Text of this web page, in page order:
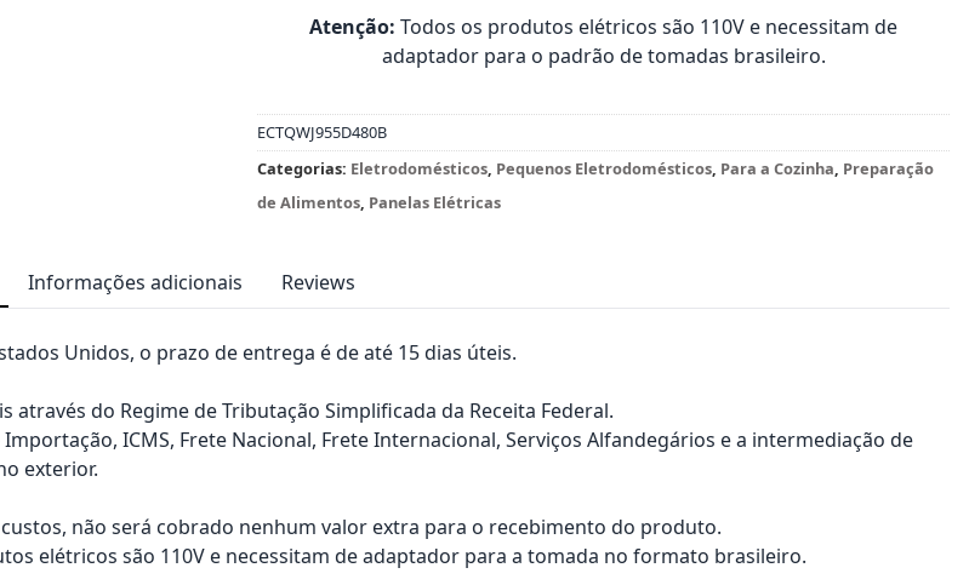
Atenção: Todos os produtos elétricos são 110V e necessitam de
adaptador para o padrão de tomadas brasileiro.
ECTQWJ955D480B
Categorias: Eletrodomésticos, Pequenos Eletrodomésticos, Para a Cozinha, Preparação
de Alimentos, Panelas Elétricas
Informações adicionais Reviews
Unidos, o prazo de entrega é de até 15 dias úteis.
através do Regime de Tributação Simplificada da Receita Federal.
ICMS, Frete Nacional, Frete Internacional, Serviços Alfandegários e a intermediação de
exterior.
não será cobrado nenhum valor extra para o recebimento do produto.
elétricos são 110V e necessitam de adaptador para a tomada no formato brasileiro.